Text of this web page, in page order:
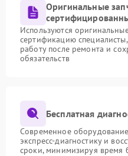
Оригинальные
Используются
сертификацию
работу после ремонта и
обязательств
Бесплатная
Современное
экспресс-диагностику и
сроки, минимизируя время